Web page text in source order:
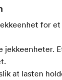
for
jekkeenheter.
at lasten